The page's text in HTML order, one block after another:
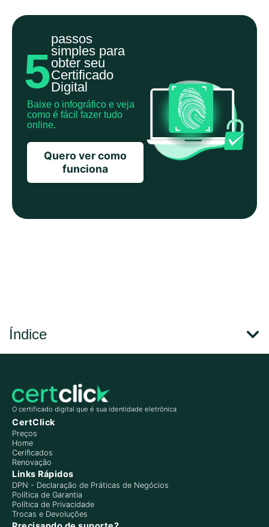
5
passos
simples para
obter seu
Certificado
Digital
Baixe o infográfico e veja
como é fácil fazer tudo
online.
Quero ver como
funciona
Índice
O certificado digital que é sua identidade eletrônica
CertClick
Preços
Home
Cerificados
Renovação
Links Rápidos
DPN - Declaração de Práticas de Negócios
Política de Garantia
Política de Privacidade
Trocas e Devoluções